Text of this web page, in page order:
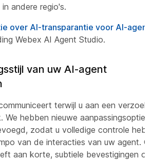
andere regio's.
over AI-transparantie voor AI-
Webex AI Agent Studio.
van uw AI-agent
terwijl u aan een verzoek
We hebben nieuwe aanpassingsopties
zodat u volledige controle hebt
van de interacties van uw agent.
aan korte, subtiele bevestigingen of